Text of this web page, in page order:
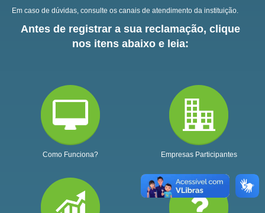
Em caso de dúvidas, consulte os canais de atendimento da instituição.
Antes de registrar a sua reclamação, clique
nos itens abaixo e leia:
Como Funciona? Empresas Participantes